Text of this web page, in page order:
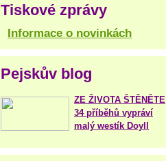
Tiskové zprávy
Informace o novinkách
Pejskův blog
ZE ŽIVOTA ŠTĚNĚTE
34 příběhů vypráví
malý westík Doyll